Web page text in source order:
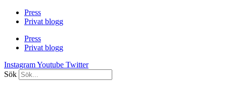
HoppaPress
Privat blogg
Press
Privat blogg
InstagramYoutube Twitter
Sök